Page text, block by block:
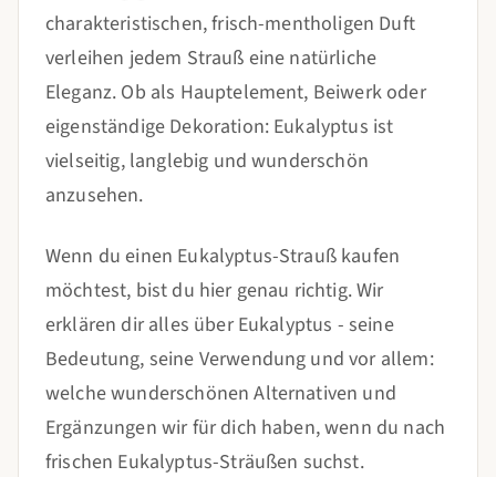
charakteristischen, frisch-mentholigen Duft
verleihen jedem Strauß eine natürliche
Eleganz. Ob als Hauptelement, Beiwerk oder
eigenständige Dekoration: Eukalyptus ist
vielseitig, langlebig und wunderschön
anzusehen.
Wenn du einen Eukalyptus-Strauß kaufen
möchtest, bist du hier genau richtig. Wir
erklären dir alles über Eukalyptus - seine
Bedeutung, seine Verwendung und vor allem:
welche wunderschönen Alternativen und
Ergänzungen wir für dich haben, wenn du nach
frischen Eukalyptus-Sträußen suchst.